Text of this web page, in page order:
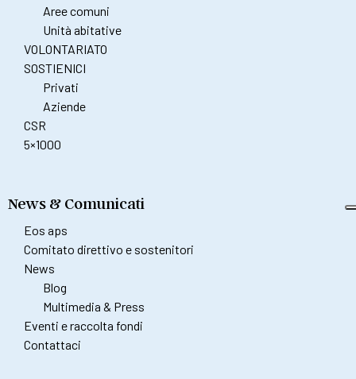
Aree comuni
Unità abitative
VOLONTARIATO
SOSTIENICI
Privati
Aziende
CSR
5×1000
News & Comunicati
Eos aps
Comitato direttivo e sostenitori
News
Blog
Multimedia & Press
Eventi e raccolta fondi
Contattaci